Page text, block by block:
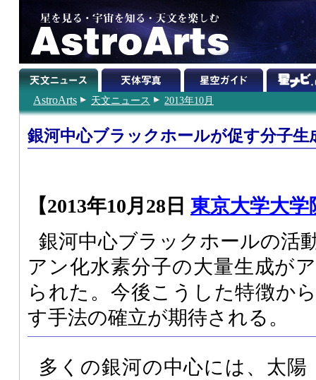
AstroArts 天文ニュース 2013年10月
銀河中心ブラックホールが促す分子生
【2013年10月28日 東京大学大学
銀河中心ブラックホールの活
アン化水素分子の大量生成が
られた。今後こうした特徴か
す手法の確立が期待される。
多くの銀河の中心には、太陽